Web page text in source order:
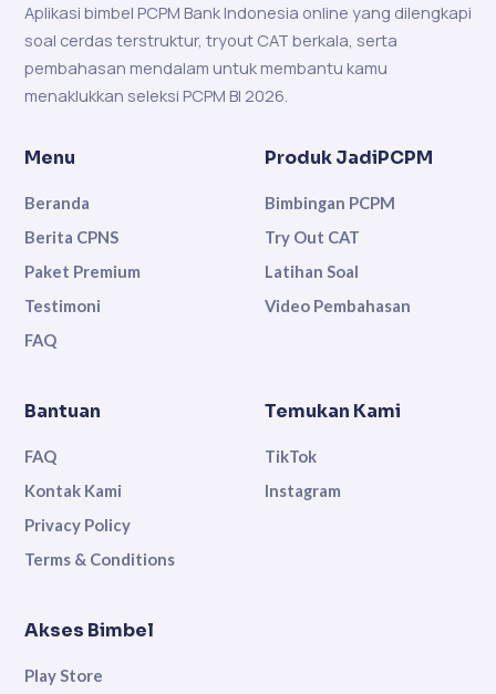
Aplikasi bimbel PCPM Bank Indonesia online yang dilengkapi
soal cerdas terstruktur, tryout CAT berkala, serta
pembahasan mendalam untuk membantu kamu
menaklukkan seleksi PCPM BI 2026.
Menu
Beranda
Berita CPNS
Paket Premium
Testimoni
FAQ
Produk JadiPCPM
Bimbingan PCPM
Try Out CAT
Latihan Soal
Video Pembahasan
Bantuan
FAQ
Kontak Kami
Privacy Policy
Terms & Conditions
Temukan Kami
TikTok
Instagram
Akses Bimbel
Play Store